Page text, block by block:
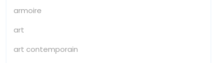
armoire
art
art contemporain